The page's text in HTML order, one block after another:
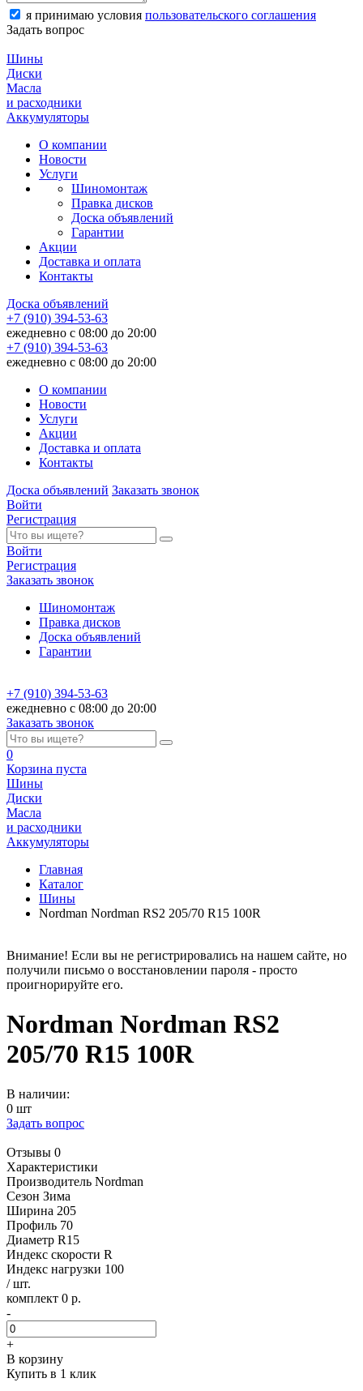
я принимаю условия пользовательского соглашения
Задать вопрос
Шины
Диски
Масла
и расходники
Аккумуляторы
О компании
Новости
Услуги
Шиномонтаж
Правка дисков
Доска объявлений
Гарантии
Акции
Доставка и оплата
Контакты
Доска объявлений
+7 (910) 394-53-63
ежедневно с 08:00 до 20:00
+7 (910) 394-53-63
ежедневно с 08:00 до 20:00
О компании
Новости
Услуги
Акции
Доставка и оплата
Контакты
Доска объявлений Заказать звонок
Войти
Регистрация
Войти
Регистрация
Заказать звонок
Шиномонтаж
Правка дисков
Доска объявлений
Гарантии
+7 (910) 394-53-63
ежедневно с 08:00 до 20:00
Заказать звонок
0
Корзина пуста
Шины
Диски
Масла
и расходники
Аккумуляторы
Главная
Каталог
Шины
Nordman Nordman RS2 205/70 R15 100R
Внимание! Если вы не регистрировались на нашем сайте, но
получили письмо о восстановлении пароля - просто
проигнорируйте его.
Nordman Nordman RS2
205/70 R15 100R
В наличии:
0 шт
Задать вопрос
Отзывы 0
Характеристики
Производитель Nordman
Сезон Зима
Ширина 205
Профиль 70
Диаметр R15
Индекс скорости R
Индекс нагрузки 100
/ шт.
комплект 0 р.
-
+
В корзину
Купить в 1 клик